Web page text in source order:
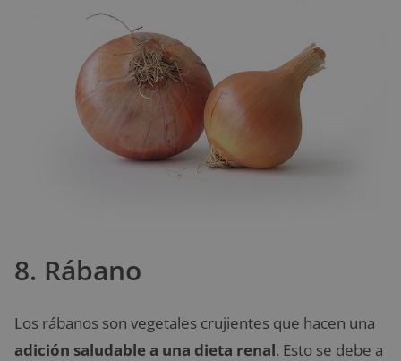
8. Rábano
Los rábanos son vegetales crujientes que hacen una
adición saludable a una dieta renal. Esto se debe a